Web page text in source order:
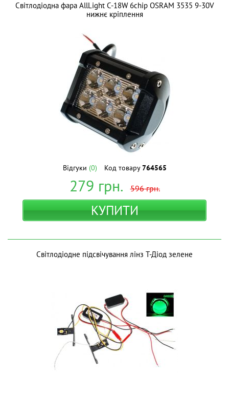
Світлодіодна фара AllLight C-18W 6chip OSRAM 3535 9-30V
нижнє кріплення
Відгуки (0) Код товару764565
279 грн. 596грн.
КУПИТИ
Світлодіодне підсвічування лінз Т-Діод зелене